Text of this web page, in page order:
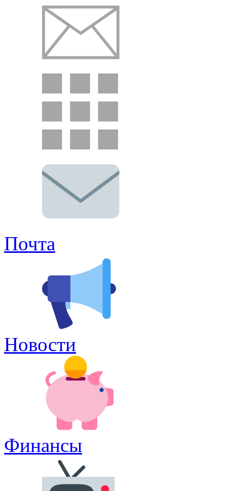
Почта
Новости
Финансы